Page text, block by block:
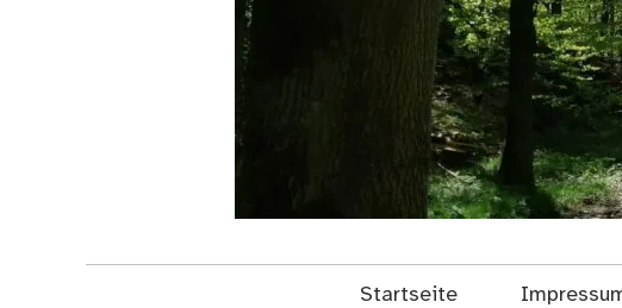
Startseite